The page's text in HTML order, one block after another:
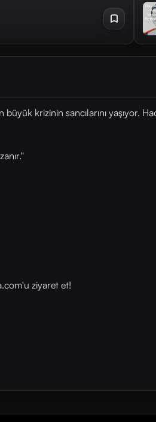
krizinin sancılarını yaşıyor.
ziyaret et!